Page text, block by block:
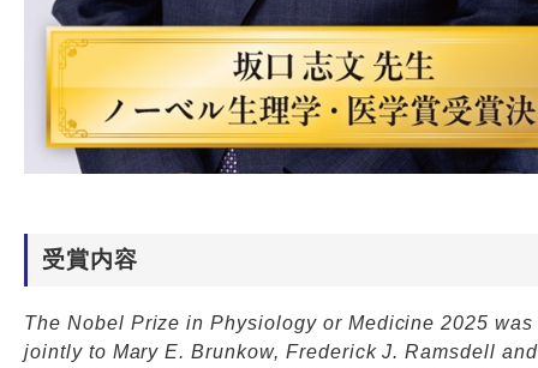
受賞内容
The Nobel Prize in Physiology or Medicine 2025 was
jointly to Mary E. Brunkow, Frederick J. Ramsdell